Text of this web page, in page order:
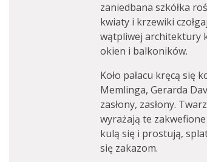
zaniedbana szkółka
kwiaty i krzewiki
wątpliwej architektury
okien i balkoników.
Koło pałacu kręcą się
Memlinga, Gerarda
zasłony, zasłony.
wyrażają te
kulą się i prostują,
się zakazom.